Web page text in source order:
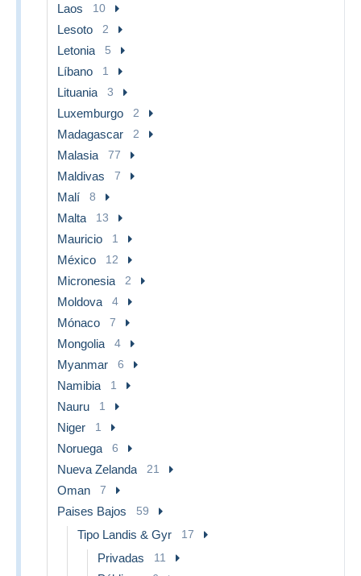
Laos 10
Lesoto 2
Letonia 5
Líbano 1
Lituania 3
Luxemburgo 2
Madagascar 2
Malasia 77
Maldivas 7
Malí 8
Malta 13
Mauricio 1
México 12
Micronesia 2
Moldova 4
Mónaco 7
Mongolia 4
Myanmar 6
Namibia 1
Nauru 1
Niger 1
Noruega 6
Nueva Zelanda 21
Oman 7
Paises Bajos 59
Tipo Landis & Gyr 17
Privadas 11